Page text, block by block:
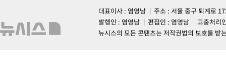
대표이사 : 염영남
주소 : 서울 중구 퇴계로
발행인 : 염영남
편집인 : 염영남
고충처리
뉴시스의 모든 콘텐츠는 저작권법의 보호를